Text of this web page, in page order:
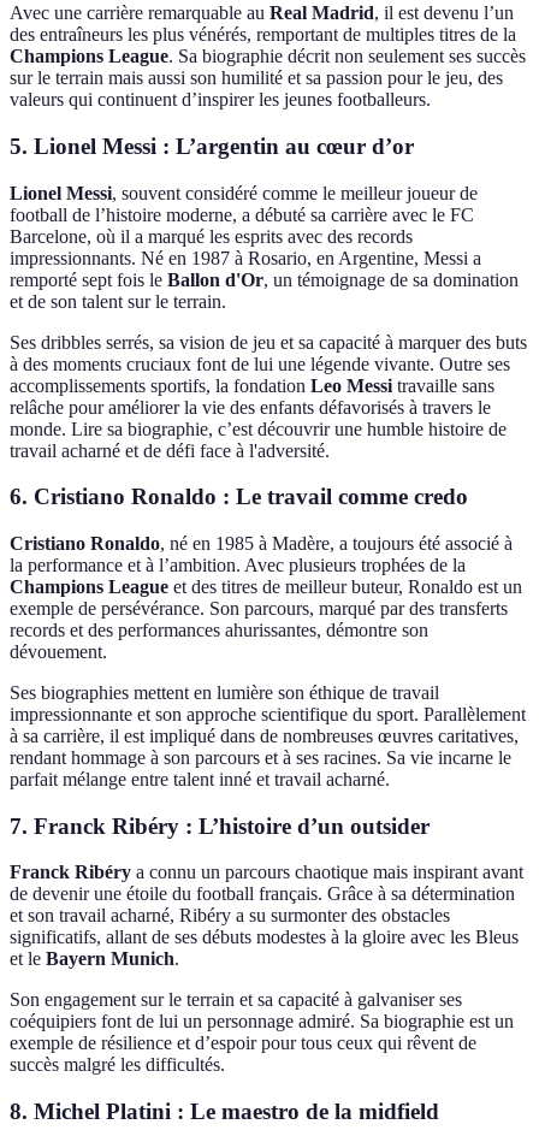
Avec une carrière remarquable au Real Madrid, il est devenu l’un
des entraîneurs les plus vénérés, remportant de multiples titres de la
Champions League. Sa biographie décrit non seulement ses succès
sur le terrain mais aussi son humilité et sa passion pour le jeu, des
valeurs qui continuent d’inspirer les jeunes footballeurs.
5. Lionel Messi : L’argentin au cœur d’or
Lionel Messi, souvent considéré comme le meilleur joueur de
football de l’histoire moderne, a débuté sa carrière avec le FC
Barcelone, où il a marqué les esprits avec des records
impressionnants. Né en 1987 à Rosario, en Argentine, Messi a
remporté sept fois le Ballon d'Or, un témoignage de sa domination
et de son talent sur le terrain.
Ses dribbles serrés, sa vision de jeu et sa capacité à marquer des buts
à des moments cruciaux font de lui une légende vivante. Outre ses
accomplissements sportifs, la fondation Leo Messi travaille sans
relâche pour améliorer la vie des enfants défavorisés à travers le
monde. Lire sa biographie, c’est découvrir une humble histoire de
travail acharné et de défi face à l'adversité.
6. Cristiano Ronaldo : Le travail comme credo
Cristiano Ronaldo, né en 1985 à Madère, a toujours été associé à
la performance et à l’ambition. Avec plusieurs trophées de la
Champions League et des titres de meilleur buteur, Ronaldo est un
exemple de persévérance. Son parcours, marqué par des transferts
records et des performances ahurissantes, démontre son
dévouement.
Ses biographies mettent en lumière son éthique de travail
impressionnante et son approche scientifique du sport. Parallèlement
à sa carrière, il est impliqué dans de nombreuses œuvres caritatives,
rendant hommage à son parcours et à ses racines. Sa vie incarne le
parfait mélange entre talent inné et travail acharné.
7. Franck Ribéry : L’histoire d’un outsider
Franck Ribéry a connu un parcours chaotique mais inspirant avant
de devenir une étoile du football français. Grâce à sa détermination
et son travail acharné, Ribéry a su surmonter des obstacles
significatifs, allant de ses débuts modestes à la gloire avec les Bleus
et le Bayern Munich.
Son engagement sur le terrain et sa capacité à galvaniser ses
coéquipiers font de lui un personnage admiré. Sa biographie est un
exemple de résilience et d’espoir pour tous ceux qui rêvent de
succès malgré les difficultés.
8. Michel Platini : Le maestro de la midfield